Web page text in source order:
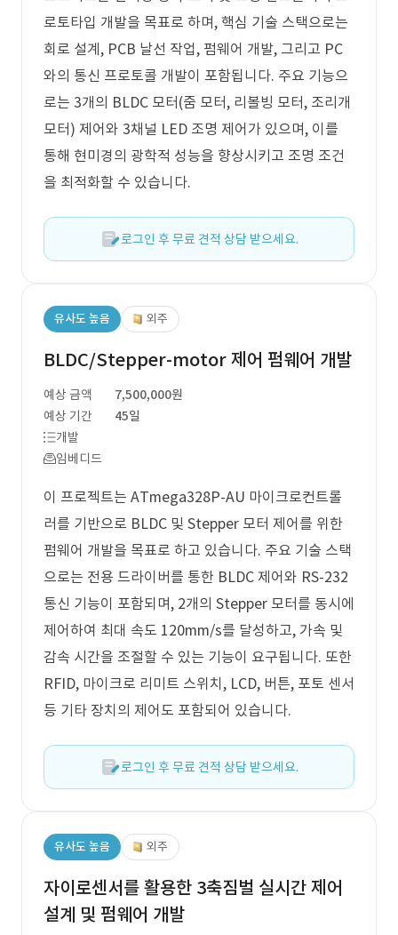
로토타입 개발을 목표로 하며, 핵심 기술 스택으로는
회로 설계, PCB 날선 작업, 펌웨어 개발, 그리고 PC
와의 통신 프로토콜 개발이 포함됩니다. 주요 기능으
로는 3개의 BLDC 모터(줌 모터, 리볼빙 모터, 조리개
모터) 제어와 3채널 LED 조명 제어가 있으며, 이를
통해 현미경의 광학적 성능을 향상시키고 조명 조건
을 최적화할 수 있습니다.
로그인 후 무료 견적 상담 받으세요.
유사도 높음 외주
BLDC/Stepper-motor 제어 펌웨어 개발
예상 금액
7,500,000원
예상 기간
45일
개발
임베디드
이 프로젝트는 ATmega328P-AU 마이크로컨트롤
러를 기반으로 BLDC 및 Stepper 모터 제어를 위한
펌웨어 개발을 목표로 하고 있습니다. 주요 기술 스택
으로는 전용 드라이버를 통한 BLDC 제어와 RS-232
통신 기능이 포함되며, 2개의 Stepper 모터를 동시에
제어하여 최대 속도 120mm/s를 달성하고, 가속 및
감속 시간을 조절할 수 있는 기능이 요구됩니다. 또한
RFID, 마이크로 리미트 스위치, LCD, 버튼, 포토 센서
등 기타 장치의 제어도 포함되어 있습니다.
로그인 후 무료 견적 상담 받으세요.
유사도 높음 외주
자이로센서를 활용한 3축짐벌 실시간 제어
설계 및 펌웨어 개발